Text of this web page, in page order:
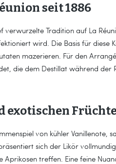
seit 1886
verwurzelte Tradition auf La
wird. Die Basis für diese
mazerieren. Für den
die dem Destillat während der
exotischen
von kühler Vanillenote,
sich der Likör
Aprikosen treffen. Eine feine